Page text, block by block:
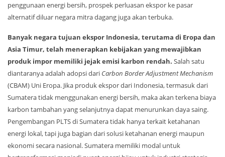
penggunaan energi bersih, prospek perluasan ekspor ke pasar
alternatif diluar negara mitra dagang juga akan terbuka.
Banyak negara tujuan ekspor Indonesia, terutama di Eropa dan
Asia Timur, telah menerapkan kebijakan yang mewajibkan
produk impor memiliki jejak emisi karbon rendah. Salah satu
diantaranya adalah adopsi dari Carbon Border Adjustment Mechanism
(CBAM) Uni Eropa. Jika produk ekspor dari Indonesia, termasuk dari
Sumatera tidak menggunakan energi bersih, maka akan terkena biaya
karbon tambahan yang selanjutnya dapat menurunkan daya saing.
Pengembangan PLTS di Sumatera tidak hanya terkait ketahanan
energi lokal, tapi juga bagian dari solusi ketahanan energi maupun
ekonomi secara nasional. Sumatera memiliki modal untuk